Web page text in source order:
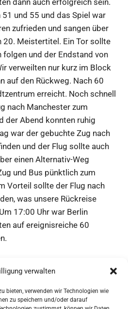
verwalten
bieten, verwenden wir Technologien wie
zu speichern und/oder darauf
und 55 und das Spiel war
zufrieden und sangen über
20. Meistertitel. Ein Tor sollte
folgen und der Endstand von
verweilten nur kurz im Block
auf den Rückweg. Nach 60
erreicht. Noch schnell
nach Manchester zum
der Abend konnten ruhig
war der gebuchte Zug nach
und der Flug sollte auch
einen Alternativ-Weg
und Bus pünktlich zum
Vorteil sollte der Flug nach
was unsere Rückreise
17:00 Uhr war Berlin
auf ereignisreiche 60
Seitenaufrufe